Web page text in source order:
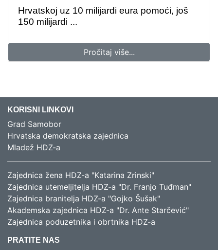
Hrvatskoj uz 10 milijardi eura pomoći, još
150 milijardi ...
Pročitaj više...
KORISNI LINKOVI
Grad Samobor
Hrvatska demokratska zajednica
Mladež HDZ-a
Zajednica žena HDZ-a "Katarina Zrinski"
Zajednica utemeljitelja HDZ-a "Dr. Franjo Tuđman"
Zajednica branitelja HDZ-a "Gojko Šušak"
Akademska zajednica HDZ-a "Dr. Ante Starčević"
Zajednica poduzetnika i obrtnika HDZ-a
PRATITE NAS